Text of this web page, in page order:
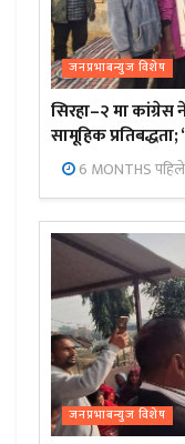
जनप्रभाबन्युज विशेष
सिरहा–२ मा कांग्रेस
सामूहिक
6 MONTHS पहिले
जनप्रभाबन्युज विशेष